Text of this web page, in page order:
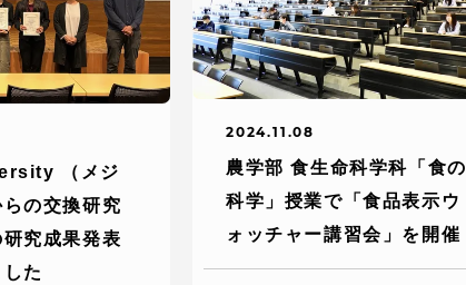
（メジ
の交換研究
究成果発表
た
2024.11.08
農学部 食生命科学科「食の
科学」授業で「食品表示ウ
ォッチャー講習会」を開催